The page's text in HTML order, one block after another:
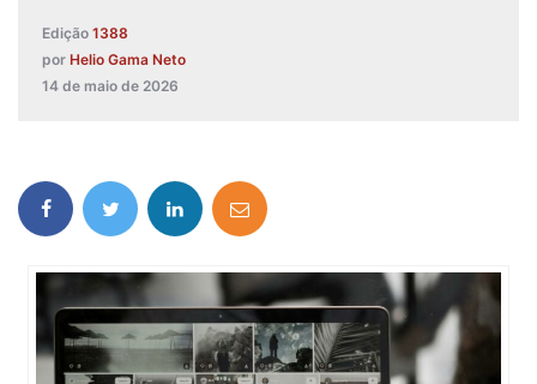
Edição 1388
por Helio Gama Neto
14 de maio de 2026